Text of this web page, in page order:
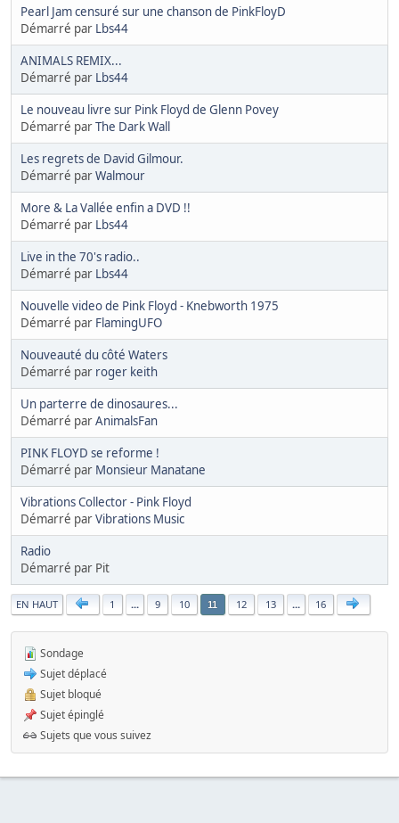
Pearl Jam censuré sur une chanson de PinkFloyD
Démarré par Lbs44
ANIMALS REMIX...
Démarré par Lbs44
Le nouveau livre sur Pink Floyd de Glenn Povey
Démarré parThe Dark Wall
Les regrets de David Gilmour.
Démarré parWalmour
More & La Vallée enfin a DVD !!
Démarré par Lbs44
Live in the 70's radio..
Démarré par Lbs44
Nouvelle video de Pink Floyd - Knebworth 1975
Démarré par FlamingUFO
Nouveauté du côté Waters
Démarré par roger keith
Un parterre de dinosaures...
Démarré parAnimalsFan
PINK FLOYD se reforme !
Démarré par Monsieur Manatane
Vibrations Collector - Pink Floyd
Démarré parVibrations Music
Radio
Démarré par Pit
|
EN HAUT 1 ... 9 10 11 12 13 ... 16
Sondage
Sujet déplacé
Sujet bloqué
Sujet épinglé
Sujets que vous suivez